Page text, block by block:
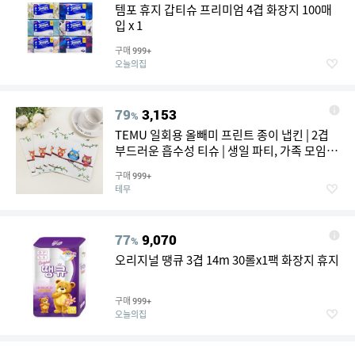
템포 휴지 갑티슈 프리미엄 4겹 화장지 100매
입 x 1
구매 999+
오늘의집
79% 3,153
TEMU 일회용 올빼미 프린트 종이 냅킨 | 2겹
부드러운 흡수성 티슈 | 생일 파티, 가족 모임
블웨어, 종이 냅킨 장식
구매 999+
테무
77% 9,070
오리지널 땡큐 3겹 14m 30롤x1팩 화장지 휴지
구매 999+
오늘의집